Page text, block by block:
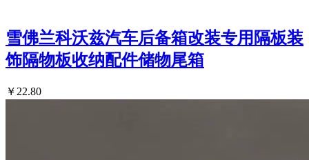
雪佛兰科沃兹汽车后备箱改装专用隔板装
饰隔物板收纳配件储物尾箱
￥22.80